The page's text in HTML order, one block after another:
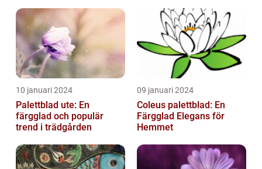
10 januari 2024
Palettblad ute: En
färgglad och populär
trend i trädgården
09 januari 2024
Coleus palettblad: En
Färgglad Elegans för
Hemmet